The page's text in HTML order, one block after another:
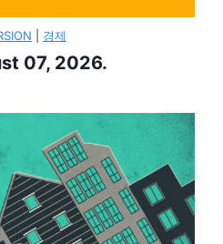
경제
07, 2026.